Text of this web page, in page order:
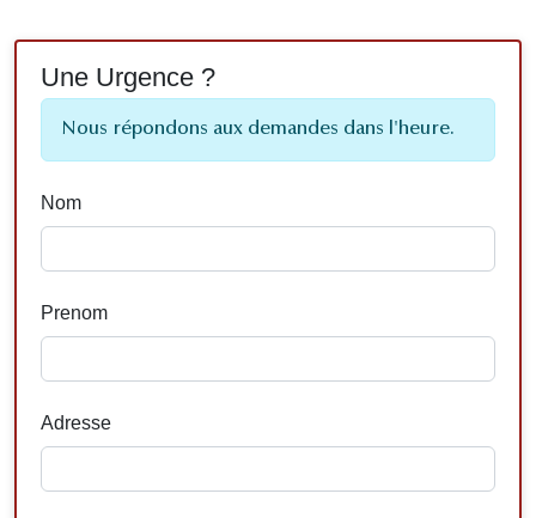
Une Urgence ?
Nous répondons aux demandes dans l'heure.
Nom
Prenom
Adresse